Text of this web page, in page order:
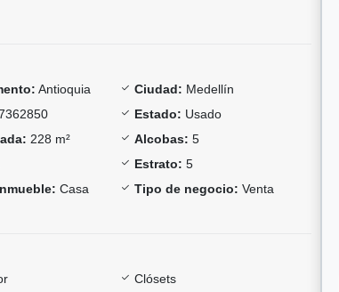
Antioquia Ciudad: Medellín
Estado: Usado
228 m² Alcobas: 5
Estrato: 5
Casa Tipo de negocio: Venta
Clósets